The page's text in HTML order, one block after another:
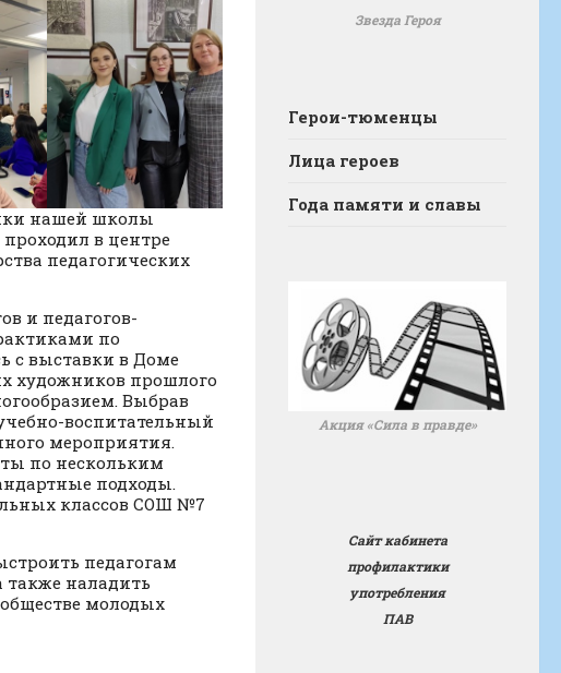
нашей школы
в центре
педагогических
и педагогов-
по
с выставки в Доме
художников прошлого
Выбрав
воспитательный
мероприятия.
по нескольким
подходы.
классов СОШ №7
педагогам
наладить
молодых
Звезда Героя
Герои-тюменцы
Лица героев
Года памяти и славы
Акция «Сила в правде»
Сайт кабинета
профилактики
употребления
ПАВ